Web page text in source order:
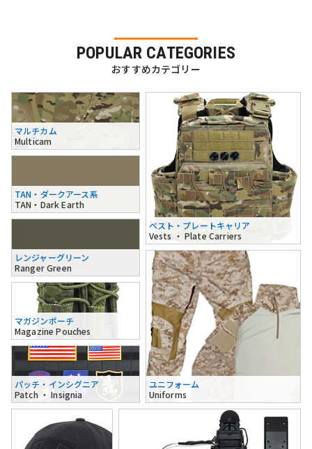
POPULAR CATEGORIES
おすすめカテゴリー
マルチカム
Multicam
TAN・ダークアース系
TAN・Dark Earth
レンジャーグリーン
Ranger Green
ベスト・プレートキャリア
Vests ・ Plate Carriers
マガジンポーチ
Magazine Pouches
パッチ・インシグニア
Patch ・ Insignia
ユニフォーム
Uniforms